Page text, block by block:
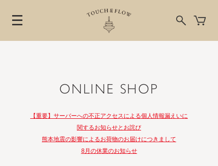
ONLINE SHOP
【重要】サーバーへの不正アクセスによる個人情報漏えいに
関するお知らせとお詫び
熊本地震の影響によるお荷物のお届けにつきまして
8月の休業のお知らせ